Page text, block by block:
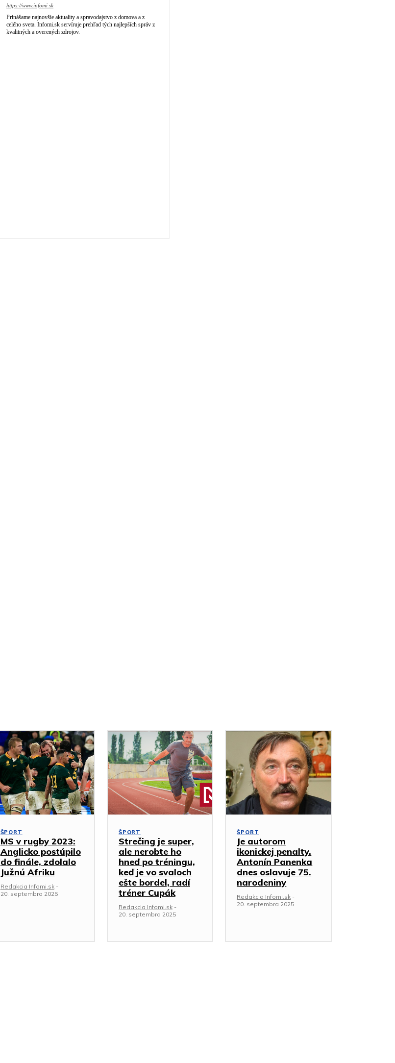
https://www.infomi.sk
Prinášame najnovšie aktuality a spravodajstvo z domova a z
celého sveta. Infomi.sk servíruje prehľad tých najlepších správ z
kvalitných a overených zdrojov.
ŠPORT
MS v rugby 2023:
Anglicko postúpilo
do finále, zdolalo
Južnú Afriku
Redakcia Infomi.sk -
20. septembra 2025
ŠPORT
Strečing je super,
ale nerobte ho
hneď po tréningu,
keď je vo svaloch
ešte bordel, radí
tréner Cupák
Redakcia Infomi.sk -
20. septembra 2025
ŠPORT
Je autorom
ikonickej penalty.
Antonín Panenka
dnes oslavuje 75.
narodeniny
Redakcia Infomi.sk -
20. septembra 2025